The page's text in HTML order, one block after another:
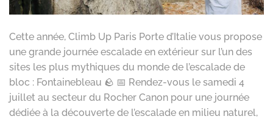
Cette année, Climb Up Paris Porte d’Italie vous propose
une grande journée escalade en extérieur sur l’un des
sites les plus mythiques du monde de l’escalade de
bloc : Fontainebleau 🪨 📅 Rendez-vous le samedi 4
juillet au secteur du Rocher Canon pour une journée
dédiée à la découverte de l’escalade en milieu naturel,